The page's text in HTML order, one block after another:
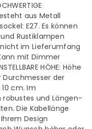
aus Metall
E27. Es können
Rustiklampen
im Lieferumfang
mit Dimmer
HÖHE: Höhe
der
cm. Im
und Längen-
Die Kabellänge
Design